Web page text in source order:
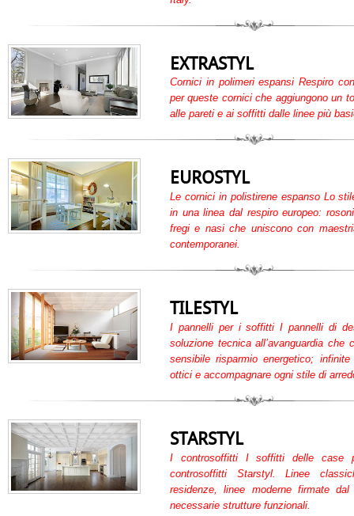
EXTRASTYL
Cornici in polimeri espansi Respiro
per queste cornici che aggiungono un
alle pareti e ai soffitti dalle linee più
EUROSTYL
Le cornici in polistirene espanso Lo
in una linea dal respiro europeo:
fregi e nasi che uniscono con
contemporanei.
TILESTYL
I pannelli per i soffitti I pannelli di
soluzione tecnica all’avanguardia
sensibile risparmio energetico;
ottici e accompagnare ogni stile di
STARSTYL
I controsoffitti I soffitti delle case
controsoffitti Starstyl. Linee
residenze, linee moderne firmate
necessarie strutture funzionali.